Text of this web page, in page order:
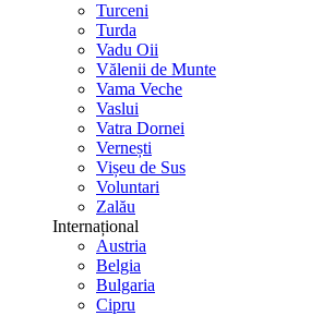
Turceni
Turda
Vadu Oii
Vălenii de Munte
Vama Veche
Vaslui
Vatra Dornei
Vernești
Vișeu de Sus
Voluntari
Zalău
Internațional
Austria
Belgia
Bulgaria
Cipru